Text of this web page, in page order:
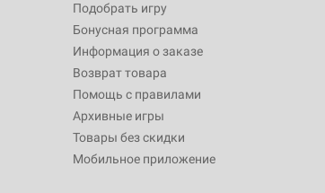
Подобрать игру
Бонусная программа
Информация о заказе
Возврат товара
Помощь с правилами
Архивные игры
Товары без скидки
Мобильное приложение